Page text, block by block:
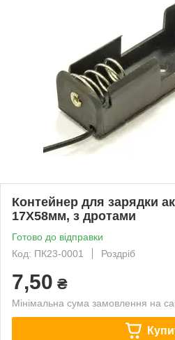
Контейнер для зарядки
17Х58мм, з дротами
Готово до відправки
Код: ПК23-0001
Роздріб
7,50 ₴
Мінімальна сума замовлення на